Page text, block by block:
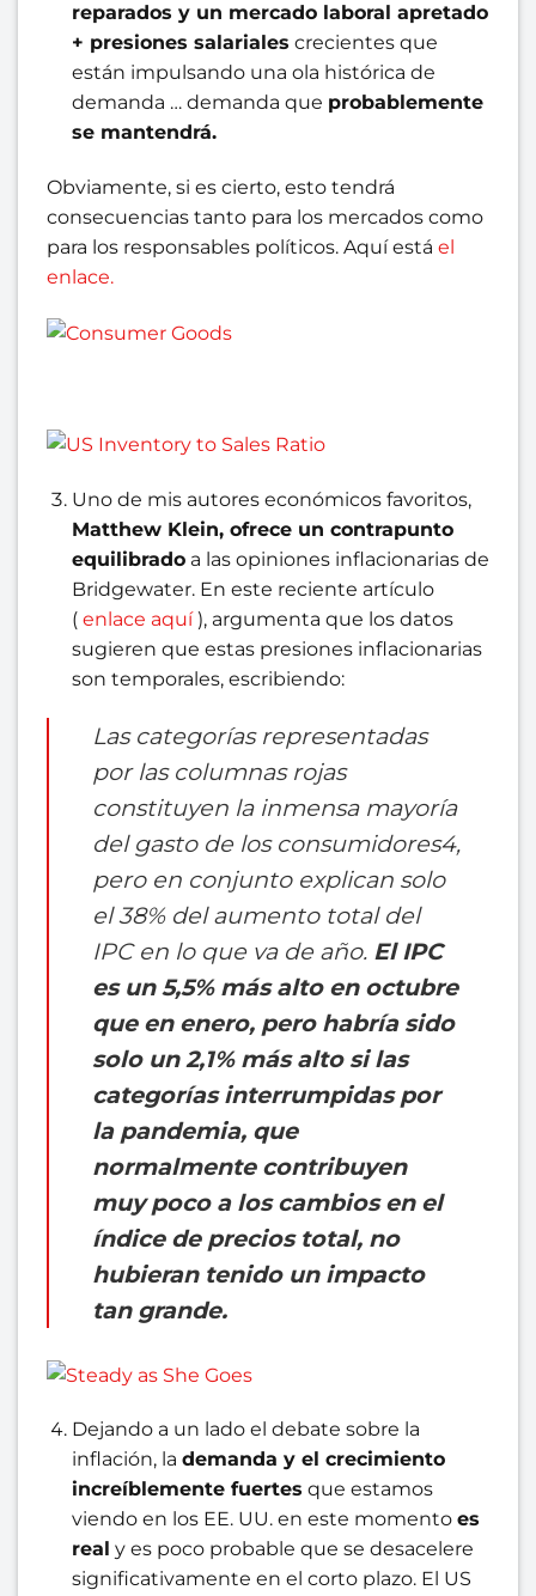
reparados y un mercado laboral apretado
+ presiones salariales crecientes que
están impulsando una ola histórica de
demanda … demanda que probablemente
se mantendrá.
Obviamente, si es cierto, esto tendrá
consecuencias tanto para los mercados como
para los responsables políticos. Aquí está el
enlace.
Uno de mis autores económicos favoritos,
Matthew Klein, ofrece un contrapunto
equilibradoa las opiniones inflacionarias de
Bridgewater. En este reciente artículo
( enlace aquí), argumenta que los datos
sugieren que estas presiones inflacionarias
son temporales, escribiendo:
Las categorías representadas
por las columnas rojas
constituyen la inmensa mayoría
del gasto de los consumidores4,
pero en conjunto explican solo
el 38% del aumento total del
IPC en lo que va de año. El IPC
es un 5,5% más alto en octubre
que en enero, pero habría sido
solo un 2,1% más alto si las
categorías interrumpidas por
la pandemia, que
normalmente contribuyen
muy poco a los cambios en el
índice de precios total, no
hubieran tenido un impacto
tan grande.
Dejando a un lado el debate sobre la
inflación, la demanda y el crecimiento
increíblemente fuertes que estamos
viendo en los EE. UU. en este momento es
real y es poco probable que se desacelere
significativamente en el corto plazo. El US